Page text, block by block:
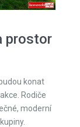
prostor
konat
Rodiče
moderní